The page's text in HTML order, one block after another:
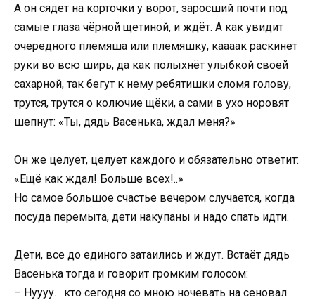
А он сядет на корточки у ворот, заросший почти под
самые глаза чёрной щетиной, и ждёт. А как увидит
очередного племяша или племяшку, каааак раскинет
руки во всю ширь, да как полыхнёт улыбкой своей
сахарной, так бегут к нему ребятишки сломя голову,
трутся, трутся о колючие щёки, а сами в ухо норовят
шепнут: «Ты, дядь Васенька, ждал меня?»
Он же целует, целует каждого и обязательно ответит:
«Ещё как ждал! Больше всех!..»
Но самое большое счастье вечером случается, когда
посуда перемыта, дети накупаны и надо спать идти.
Дети, все до единого затаились и ждут. Встаёт дядь
Васенька тогда и говорит громким голосом:
– Нуууу… кто сегодня со мною ночевать на сеновал